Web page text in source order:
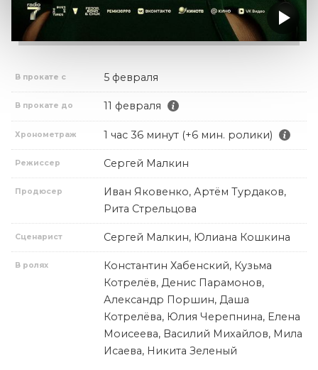
В прокате с 5 февраля
В прокате до 11 февраля
Хронометраж 1 час 36 минут (+6 мин. ролики)
Режиссер Сергей Малкин
Продюсер
Иван Яковенко, Артём Турдаков,
Рита Стрельцова
Сценарист Сергей Малкин, Юлиана Кошкина
В ролях
Константин Хабенский, Кузьма
Котрелёв, Денис Парамонов,
Александр Поршин, Даша
Котрелёва, Юлия Черепнина, Елена
Моисеева, Василий Михайлов, Мила
Исаева, Никита Зеленый